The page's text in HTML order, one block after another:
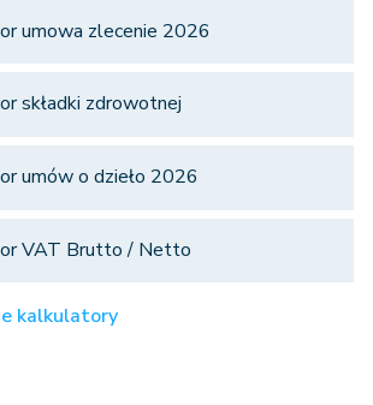
umowa zlecenie 2026
składki zdrowotnej
umów o dzieło 2026
VAT Brutto / Netto
kalkulatory